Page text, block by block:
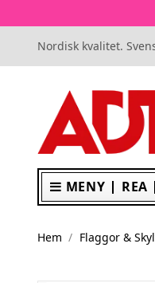
Nordisk kvalitet.
MENY REA
Hem Flaggor &